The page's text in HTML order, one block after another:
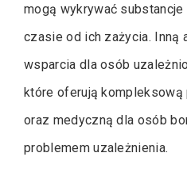
mogą wykrywać substancje
czasie od ich zażycia. Inną
wsparcia dla osób
które oferują
oraz medyczną dla osób
problemem uzależnienia.